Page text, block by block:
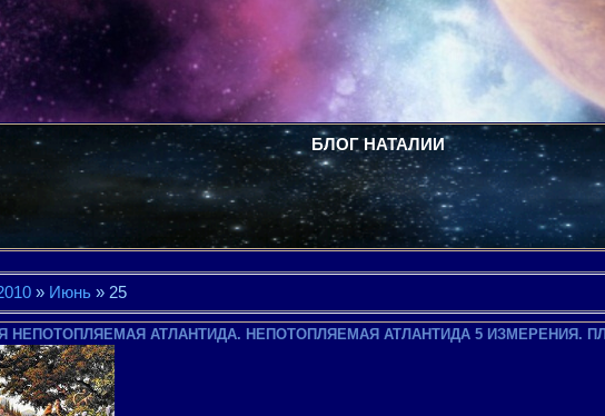
БЛОГ НАТАЛИИ
» Июнь » 25
НЕПОТОПЛЯЕМАЯ АТЛАНТИДА. НЕПОТОПЛЯЕМАЯ АТЛАНТИДА 5 ИЗМЕРЕНИЯ.